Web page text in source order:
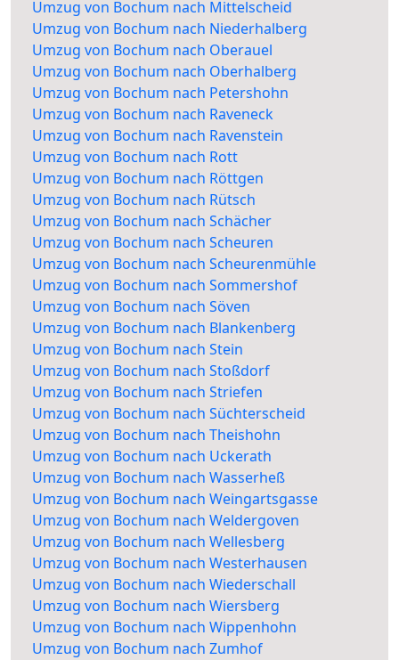
Umzug von Bochum nach Mittelscheid
Umzug von Bochum nach Niederhalberg
Umzug von Bochum nach Oberauel
Umzug von Bochum nach Oberhalberg
Umzug von Bochum nach Petershohn
Umzug von Bochum nach Raveneck
Umzug von Bochum nach Ravenstein
Umzug von Bochum nach Rott
Umzug von Bochum nach Röttgen
Umzug von Bochum nach Rütsch
Umzug von Bochum nach Schächer
Umzug von Bochum nach Scheuren
Umzug von Bochum nach Scheurenmühle
Umzug von Bochum nach Sommershof
Umzug von Bochum nach Söven
Umzug von Bochum nach Blankenberg
Umzug von Bochum nach Stein
Umzug von Bochum nach Stoßdorf
Umzug von Bochum nach Striefen
Umzug von Bochum nach Süchterscheid
Umzug von Bochum nach Theishohn
Umzug von Bochum nach Uckerath
Umzug von Bochum nach Wasserheß
Umzug von Bochum nach Weingartsgasse
Umzug von Bochum nach Weldergoven
Umzug von Bochum nach Wellesberg
Umzug von Bochum nach Westerhausen
Umzug von Bochum nach Wiederschall
Umzug von Bochum nach Wiersberg
Umzug von Bochum nach Wippenhohn
Umzug von Bochum nach Zumhof